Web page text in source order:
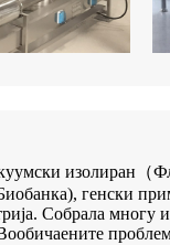
изолиран （
генски
Собрала